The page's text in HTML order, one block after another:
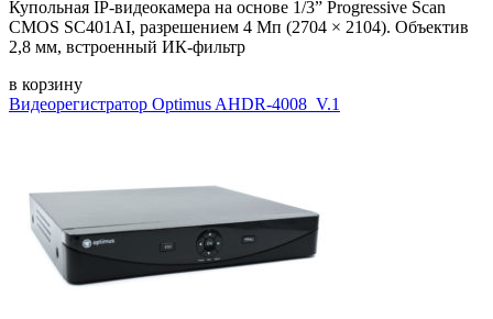
Купольная IP-видеокамера на основе 1/3” Progressive Scan
CMOS SC401AI, разрешением 4 Мп (2704 × 2104). Объектив
2,8 мм, встроенный ИК-фильтр
в корзину
Видеорегистратор Optimus AHDR-4008_V.1